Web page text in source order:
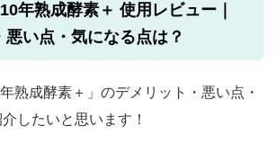
年熟成酵素＋ 使用レビュー｜
悪い点・気になる点は？
熟成酵素＋」のデメリット・悪い点・
したいと思います！